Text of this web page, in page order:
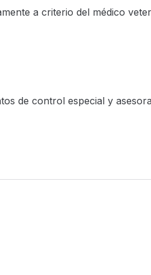
a criterio del médico
de control especial y